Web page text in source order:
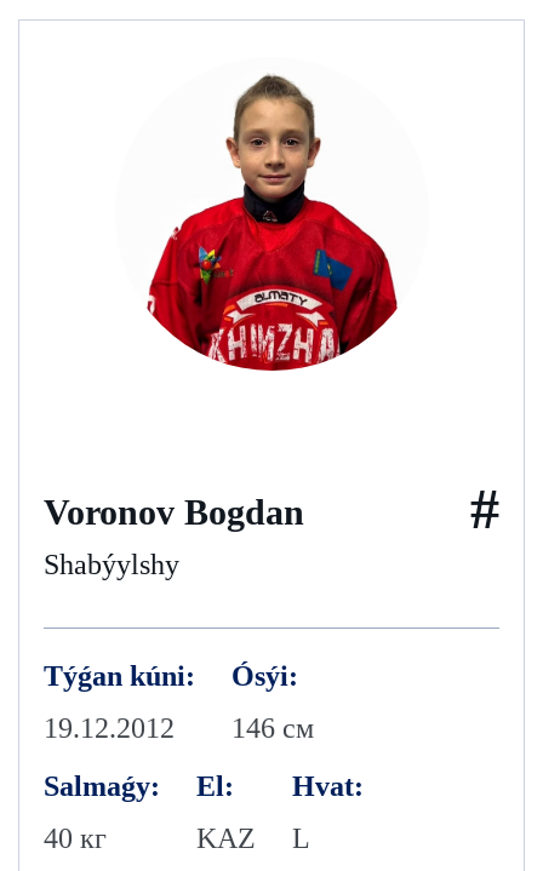
Voronov Bogdan
Shabýylshy
#
Týǵan kúni:
19.12.2012
Ósýi:
146 см
Salmaǵy:
40 кг
El:
KAZ
Hvat:
L